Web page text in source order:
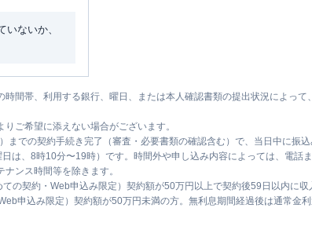
ないか、
間帯、利用する銀行、曜日、または本人確認書類の提出状況によって
ご希望に添えない場合がございます。
までの契約手続き完了（審査・必要書類の確認含む）で、当日中に振
は、8時10分〜19時）です。時間外や申し込み内容によっては、電話
ンス時間等を除きます。
の契約・Web申込み限定）契約額が50万円以上で契約後59日以内に収
申込み限定）契約額が50万円未満の方。無利息期間経過後は通常金